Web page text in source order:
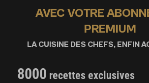
AVEC VOTRE
PREMIUM
LA CUISINE DES CHEFS, ENFIN
8000 recettes exclusives